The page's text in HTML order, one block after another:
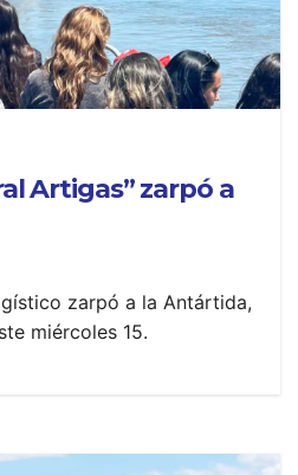
Artigas” zarpó a
zarpó a la Antártida,
miércoles 15.